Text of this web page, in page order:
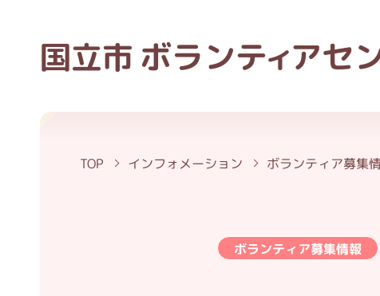
国立市 ボランティアセ
TOP インフォメーション ボランティア募集
ボランティア募集情報